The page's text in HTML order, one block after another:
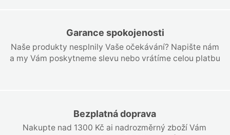
Garance spokojenosti
Naše produkty nesplnily Vaše očekávání? Napište nám
a my Vám poskytneme slevu nebo vrátíme celou platbu
Bezplatná doprava
Nakupte nad 1300 Kč ai nadrozměrný zboží Vám